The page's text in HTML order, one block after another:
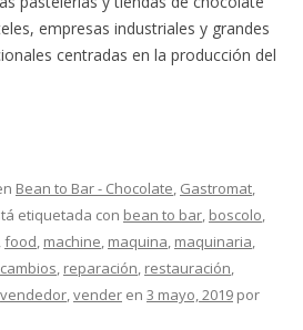
empresas industriales y grandes
centradas en la producción del
Bean to Bar - Chocolate, Gastromat,
etiquetada con bean to bar, boscolo,
,food, machine, maquina, maquinaria,
, reparación, restauración,
vendedor,vender en 3 mayo, 2019 por